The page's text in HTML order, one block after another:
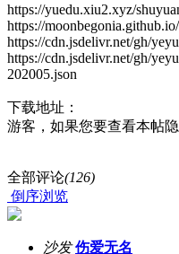
https://yuedu.xiu2.xyz/
https://
https://cdn.jsdelivr.net/gh/
https://cdn.jsdelivr.net/gh/
202005.json
下载地址：
游客，如果您要查看本帖
全部评论(126)
倒序浏览
沙发 伤爱无名